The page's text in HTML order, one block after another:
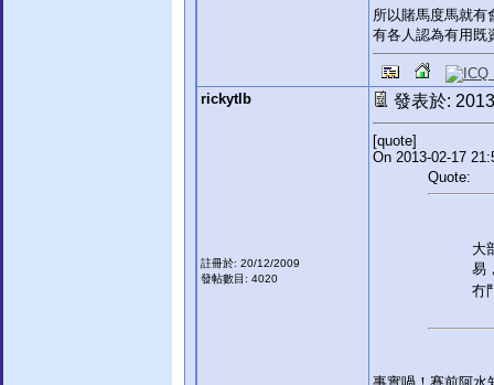
所以賭馬度馬就有
有各人認為有用既
rickytlb
註冊於: 20/12/2009
發帖數目: 4020
發表於:
[quote]
On 2013-02-17
Quote:
大
易
冇